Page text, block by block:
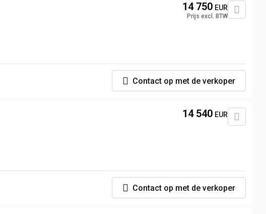
14 750 EUR
Prijs excl. BTW
Contact op met de verkoper
14 540 EUR
Contact op met de verkoper